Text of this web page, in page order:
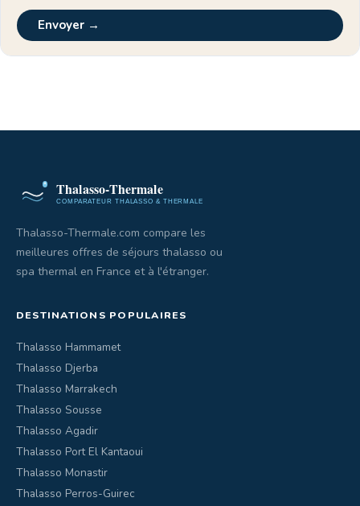
Envoyer →
Thalasso-Thermale.com compare les
meilleures offres de séjours thalasso ou
spa thermal en France et à l'étranger.
DESTINATIONS POPULAIRES
Thalasso Hammamet
Thalasso Djerba
Thalasso Marrakech
Thalasso Sousse
Thalasso Agadir
Thalasso Port El Kantaoui
Thalasso Monastir
Thalasso Perros-Guirec